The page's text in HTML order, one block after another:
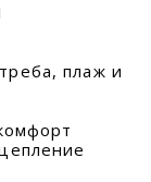
плаж и